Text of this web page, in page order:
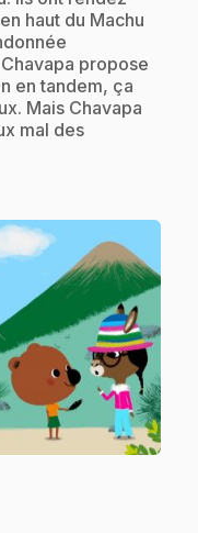
haut du Machu
propose
en tandem, ça
Mais Chavapa
mal des